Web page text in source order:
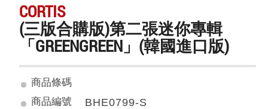
CORTIS
(三版合購版)第二張迷你專輯
「GREENGREEN」(韓國進口版)
商品條碼
商品編號
BHE0799-S